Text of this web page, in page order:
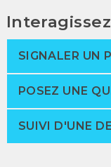
SIGNALER UN
POSEZ UNE
SUIVI D'UNE